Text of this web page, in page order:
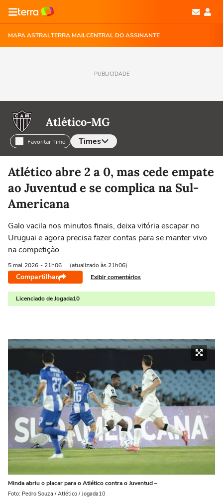
MAPA ASTRALTERRA MAILCENTRAL DO ASSINANTE
PUBLICIDADE
Atlético-MG
Favoritar Time Times
Selecione o time para ver as notícias
Atlético abre 2 a 0, mas cede empate
ao Juventud e se complica na Sul-
Americana
Galo vacila nos minutos finais, deixa vitória escapar no
Uruguai e agora precisa fazer contas para se manter vivo
na competição
5 mai 2026 - 21h06 (atualizado às 21h06)
Compartilhar Exibir comentários
Licenciado de Jogada10
Minda abriu o placar para o Atlético contra o Juventud –
Foto: Pedro Souza / Atlético / Jogada10